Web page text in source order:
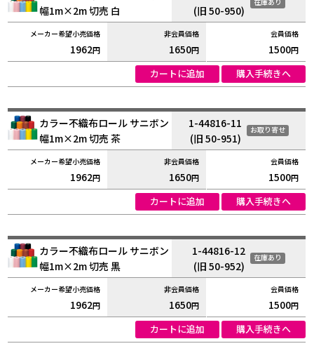
幅1m×2m 切売 白
(旧 50-950)
1962円 1650円 1500円
カートに追加 購入手続きへ
カラー不織布ロール サニボン
幅1m×2m 切売 茶
1-44816-11
(旧 50-951)
お取り寄せ
1962円 1650円 1500円
カートに追加 購入手続きへ
カラー不織布ロール サニボン
幅1m×2m 切売 黒
1-44816-12
(旧 50-952)
在庫あり
1962円 1650円 1500円
カートに追加 購入手続きへ